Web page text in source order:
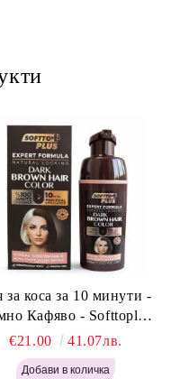
за коса за 10 минути -
Кафяво - Softtoplus
Woman Dark Brown
400 мл
€21.00 41.07лв.